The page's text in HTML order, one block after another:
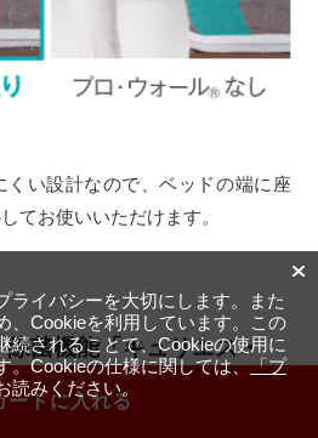
トに入れる
い設計なので、ベッドの端に座
てお使いいただけます。
菌機能「キュリエス・
ライバシーを大切にします。また
、Cookieを利用しています。この
続されることで、Cookieの使用に
。Cookieの仕様に関しては、「プ
読みください。